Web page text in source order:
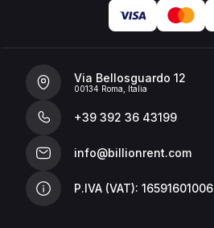
Via Bellosguardo 12
00134 Roma, Italia
+39 392 36 43199
info@billionrent.com
P.IVA (VAT): 16591601006